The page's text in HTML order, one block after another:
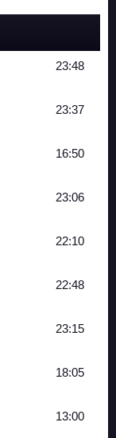
23:48
23:37
16:50
23:06
22:10
22:48
23:15
18:05
13:00